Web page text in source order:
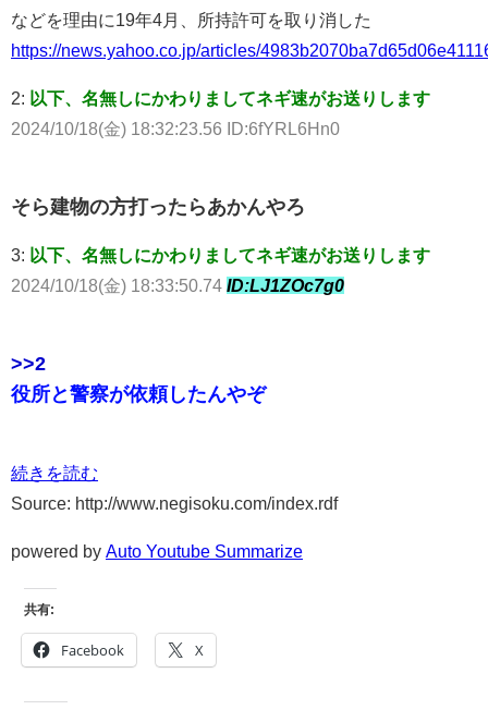
などを理由に19年4月、所持許可を取り消した
https://news.yahoo.co.jp/articles/
2: 以下、名無しにかわりましてネギ速がお送りします
2024/10/18(金) 18:32:23.56 ID:6fYRL6Hn0
そら建物の方打ったらあかんやろ
3: 以下、名無しにかわりましてネギ速がお送りします
2024/10/18(金) 18:33:50.74 ID:LJ1ZOc7g0
>>2
役所と警察が依頼したんやぞ
続きを読む
Source: http://www.negisoku.com/index.rdf
powered by Auto Youtube Summarize
共有:
Facebook X